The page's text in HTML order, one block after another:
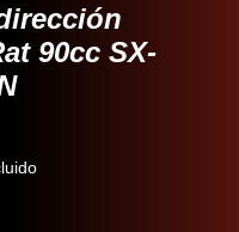
90cc SX-